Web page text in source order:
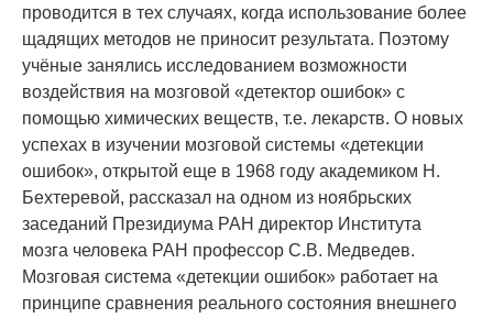
проводится в тех случаях, когда использование более
щадящих методов не приносит результата. Поэтому
учёные занялись исследованием возможности
воздействия на мозговой «детектор ошибок» с
помощью химических веществ, т.е. лекарств. О новых
успехах в изучении мозговой системы «детекции
ошибок», открытой еще в 1968 году академиком Н.
Бехтеревой, рассказал на одном из ноябрьских
заседаний Президиума РАН директор Института
мозга человека РАН профессор С.В. Медведев.
Мозговая система «детекции ошибок» работает на
принципе сравнения реального состояния внешнего